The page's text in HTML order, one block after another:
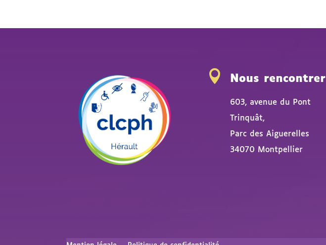
 Nous rencontrer
603, avenue du Pont
Trinquât,
Parc des Aiguerelles
34070 Montpellier